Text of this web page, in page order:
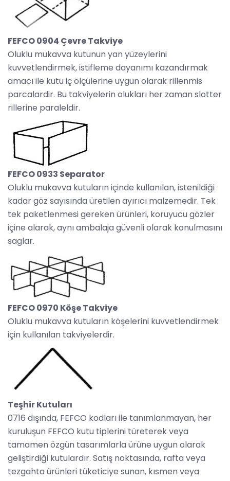
FEFCO 0904 Çevre Takviye
Oluklu mukavva kutunun yan yüzeylerini
kuvvetlendirmek, istifleme dayanımı kazandırmak
amacı ile kutu iç ölçülerine uygun olarak rillenmis
parcalardir. Bu takviyelerin olukları her zaman slotter
rillerine paraleldir.
FEFCO 0933 Separator
Oluklu mukavva kutuların içinde kullanılan, istenildiği
kadar göz sayısında üretilen ayırıcı malzemedir. Tek
tek paketlenmesi gereken ürünleri, koruyucu gözler
içine alarak, aynı ambalaja güvenli olarak konulmasını
saglar.
FEFCO 0970 Köşe Takviye
Oluklu mukavva kutuların köşelerini kuvvetlendirmek
için kullanılan takviyelerdir.
Teşhir Kutuları
0716 dışında, FEFCO kodları ile tanımlanmayan, her
kuruluşun FEFCO kutu tiplerini türeterek veya
tamamen özgün tasarımlarla ürüne uygun olarak
geliştirdiği kutulardır. Satış noktasında, rafta veya
tezgahta ürünleri tüketiciye sunan, kısmen veya